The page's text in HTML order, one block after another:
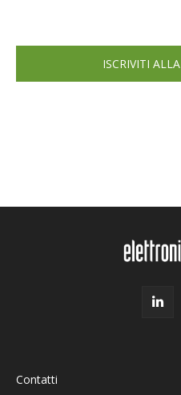
ISCRIVITI
Contatti